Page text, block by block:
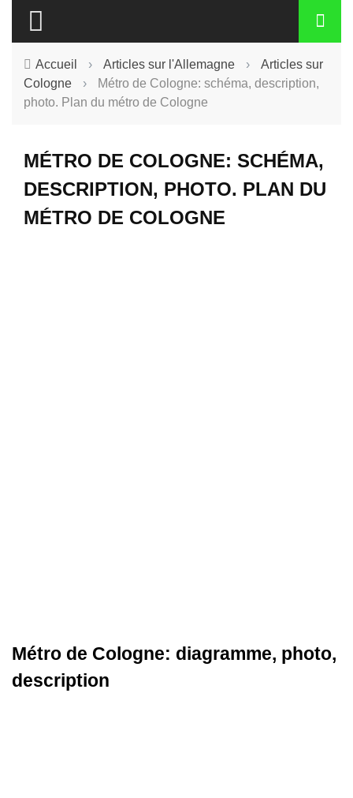
Accueil › Articles sur l'Allemagne ›
Articles sur
Cologne
›
Métro de Cologne: schéma, description,
photo. Plan du métro de Cologne
MÉTRO DE COLOGNE: SCHÉMA,
DESCRIPTION, PHOTO. PLAN DU
MÉTRO DE COLOGNE
Métro de Cologne: diagramme, photo,
description